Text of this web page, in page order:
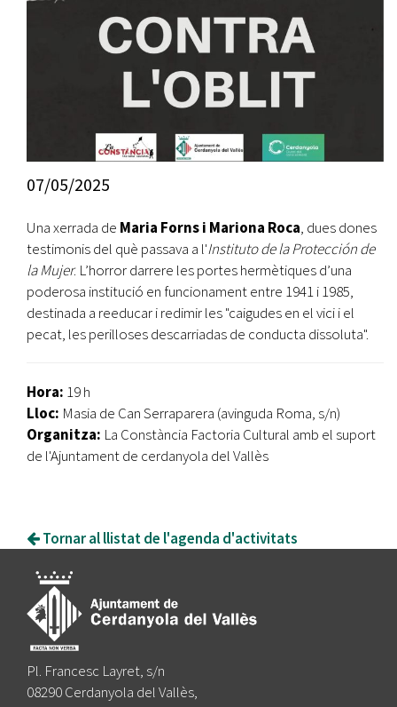
07/05/2025
Una xerrada de Maria Forns i Mariona Roca, dues dones
testimonis del què passava a l'Instituto de la Protección de
la Mujer. L’horror darrere les portes hermètiques d’una
poderosa institució en funcionament entre 1941 i 1985,
destinada a reeducar i redimir les "caigudes en el vici i el
pecat, les perilloses descarriadas de conducta dissoluta".
Hora: 19 h
Lloc: Masia de Can Serraparera (avinguda Roma, s/n)
Organitza: La Constància Factoria Cultural amb el suport
de l'Ajuntament de cerdanyola del Vallès
Tornar al llistat de l'agenda d'activitats
Pl. Francesc Layret, s/n
08290 Cerdanyola del Vallès,